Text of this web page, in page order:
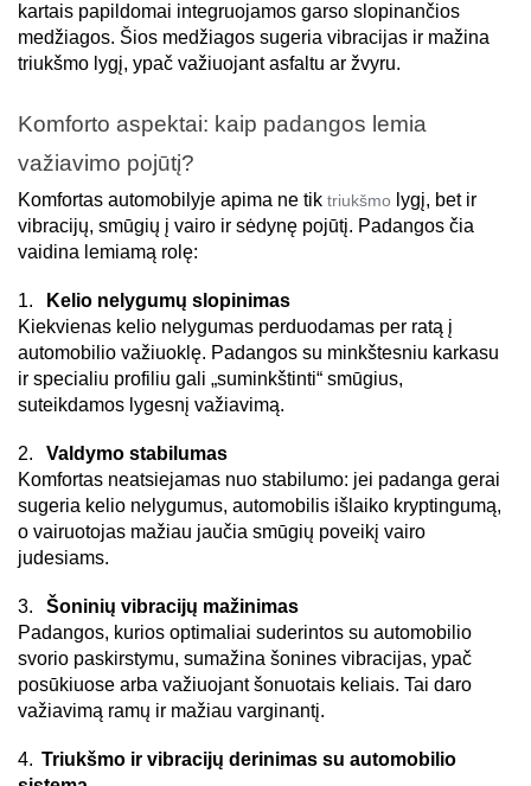
kartais papildomai integruojamos garso slopinančios
medžiagos. Šios medžiagos sugeria vibracijas ir mažina
triukšmo lygį, ypač važiuojant asfaltu ar žvyru.
Komforto aspektai: kaip padangos lemia
važiavimo pojūtį?
Komfortas automobilyje apima ne tik triukšmo lygį, bet ir
vibracijų, smūgių į vairo ir sėdynę pojūtį. Padangos čia
vaidina lemiamą rolę:
1.
Kelio nelygumų slopinimas
Kiekvienas kelio nelygumas perduodamas per ratą į
automobilio važiuoklę. Padangos su minkštesniu karkasu
ir specialiu profiliu gali „suminkštinti“ smūgius,
suteikdamos lygesnį važiavimą.
2.
Valdymo stabilumas
Komfortas neatsiejamas nuo stabilumo: jei padanga gerai
sugeria kelio nelygumus, automobilis išlaiko kryptingumą,
o vairuotojas mažiau jaučia smūgių poveikį vairo
judesiams.
3.
Šoninių vibracijų mažinimas
Padangos, kurios optimaliai suderintos su automobilio
svorio paskirstymu, sumažina šonines vibracijas, ypač
posūkiuose arba važiuojant šonuotais keliais. Tai daro
važiavimą ramų ir mažiau varginantį.
4. Triukšmo ir vibracijų derinimas su automobilio